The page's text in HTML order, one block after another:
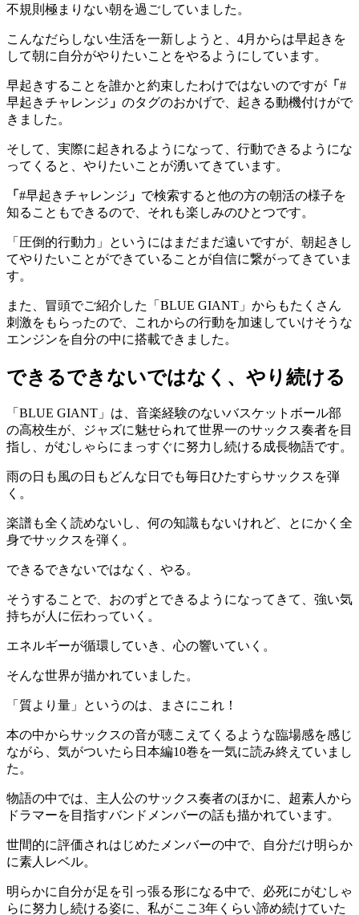
不規則極まりない朝を過ごしていました。
こんなだらしない生活を一新しようと、4月からは早起きを
して朝に自分がやりたいことをやるようにしています。
早起きすることを誰かと約束したわけではないのですが 「 #
早起きチャレンジ 」 のタグのおかげで、起きる動機付けがで
きました。
そして、実際に起きれるようになって、行動できるようにな
ってくると、やりたいことが湧いてきています。
「 #早起きチャレンジ 」 で検索すると他の方の朝活の様子を
知ることもできるので、それも楽しみのひとつです。
「圧倒的行動力」というにはまだまだ遠いですが、朝起きし
てやりたいことができていることが自信に繋がってきていま
す。
また、冒頭でご紹介した「BLUE GIANT」からもたくさん
刺激をもらったので、これからの行動を加速していけそうな
エンジンを自分の中に搭載できました。
できるできないではなく、やり続ける
「BLUE GIANT」は、音楽経験のないバスケットボール部
の高校生が、ジャズに魅せられて世界一のサックス奏者を目
指し、がむしゃらにまっすぐに努力し続ける成長物語です。
雨の日も風の日もどんな日でも毎日ひたすらサックスを弾
く。
楽譜も全く読めないし、何の知識もないけれど、とにかく全
身でサックスを弾く。
できるできないではなく、やる。
そうすることで、おのずとできるようになってきて、強い気
持ちが人に伝わっていく。
エネルギーが循環していき、心の響いていく。
そんな世界が描かれていました。
「質より量」というのは、まさにこれ！
本の中からサックスの音が聴こえてくるような臨場感を感じ
ながら、気がついたら日本編10巻を一気に読み終えていまし
た。
物語の中では、主人公のサックス奏者のほかに、超素人から
ドラマーを目指すバンドメンバーの話も描かれています。
世間的に評価されはじめたメンバーの中で、自分だけ明らか
に素人レベル。
明らかに自分が足を引っ張る形になる中で、必死にがむしゃ
らに努力し続ける姿に、私がここ3年くらい諦め続けていた